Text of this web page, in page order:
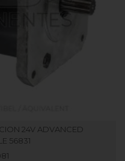
24V ADVANCED
56831